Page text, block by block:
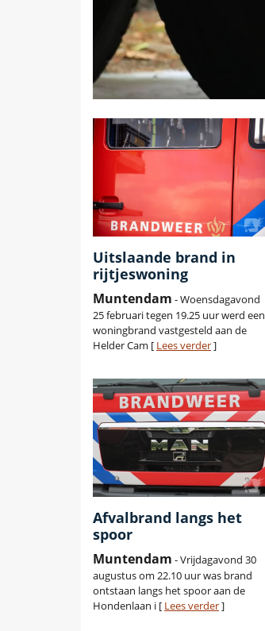
Uitslaande brand in
rijtjeswoning
Muntendam - Woensdagavond
25 februari tegen 19.25 uur werd een
woningbrand vastgesteld aan de
Helder Cam [ Lees verder]
Afvalbrand langs het
spoor
Muntendam - Vrijdagavond 30
augustus om 22.10 uur was brand
ontstaan langs het spoor aan de
Hondenlaan i [ Lees verder]